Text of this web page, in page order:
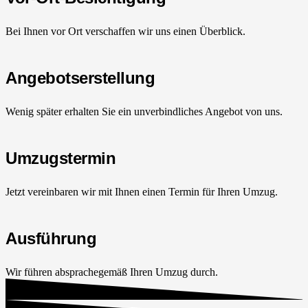
Bei Ihnen vor Ort verschaffen wir uns einen Überblick.
Angebotserstellung
Wenig später erhalten Sie ein unverbindliches Angebot von uns.
Umzugstermin
Jetzt vereinbaren wir mit Ihnen einen Termin für Ihren Umzug.
Ausführung
Wir führen absprachegemäß Ihren Umzug durch.